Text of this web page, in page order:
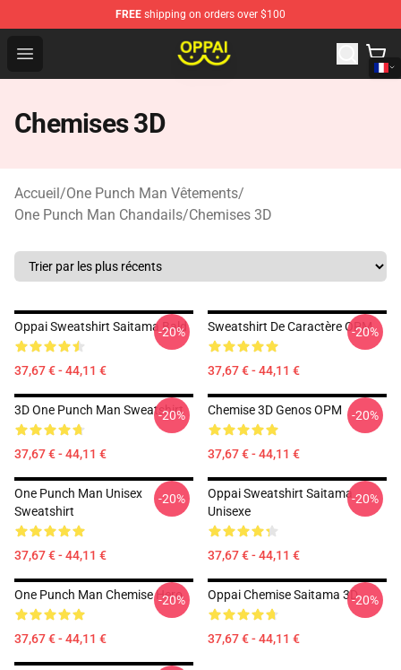
FREE shipping on orders over $100
Open menu
Oppai Store - Official Oppai Merchandise Shop
Chemises 3D
Accueil/One Punch Man Vêtements/
One Punch Man Chandails/Chemises 3D
Oppai Sweatshirt Saitama Bald
37,67 € - 44,11 €
-20% Sweatshirt De Caractère OPM
37,67 € - 44,11 €
-20%
3D One Punch Man Sweatshirt
37,67 € - 44,11 €
-20% Chemise 3D Genos OPM
37,67 € - 44,11 €
-20%
One Punch Man Unisex
Sweatshirt
37,67 € - 44,11 €
-20%
Oppai Sweatshirt Saitama
Unisexe
37,67 € - 44,11 €
-20%
One Punch Man Chemise Hero
37,67 € - 44,11 €
-20% Oppai Chemise Saitama 3D
37,67 € - 44,11 €
-20%